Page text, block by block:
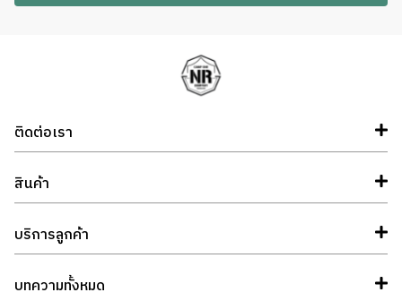
ติดต่อเรา
สินค้า
บริการลูกค้า
บทความทั้งหมด